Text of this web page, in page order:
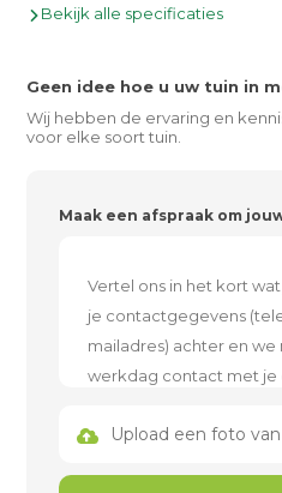
Bekijk alle specificaties
Geen idee hoe u uw tuin in
Wij hebben de ervaring en
voor elke soort tuin.
Maak een afspraak om
Upload een foto